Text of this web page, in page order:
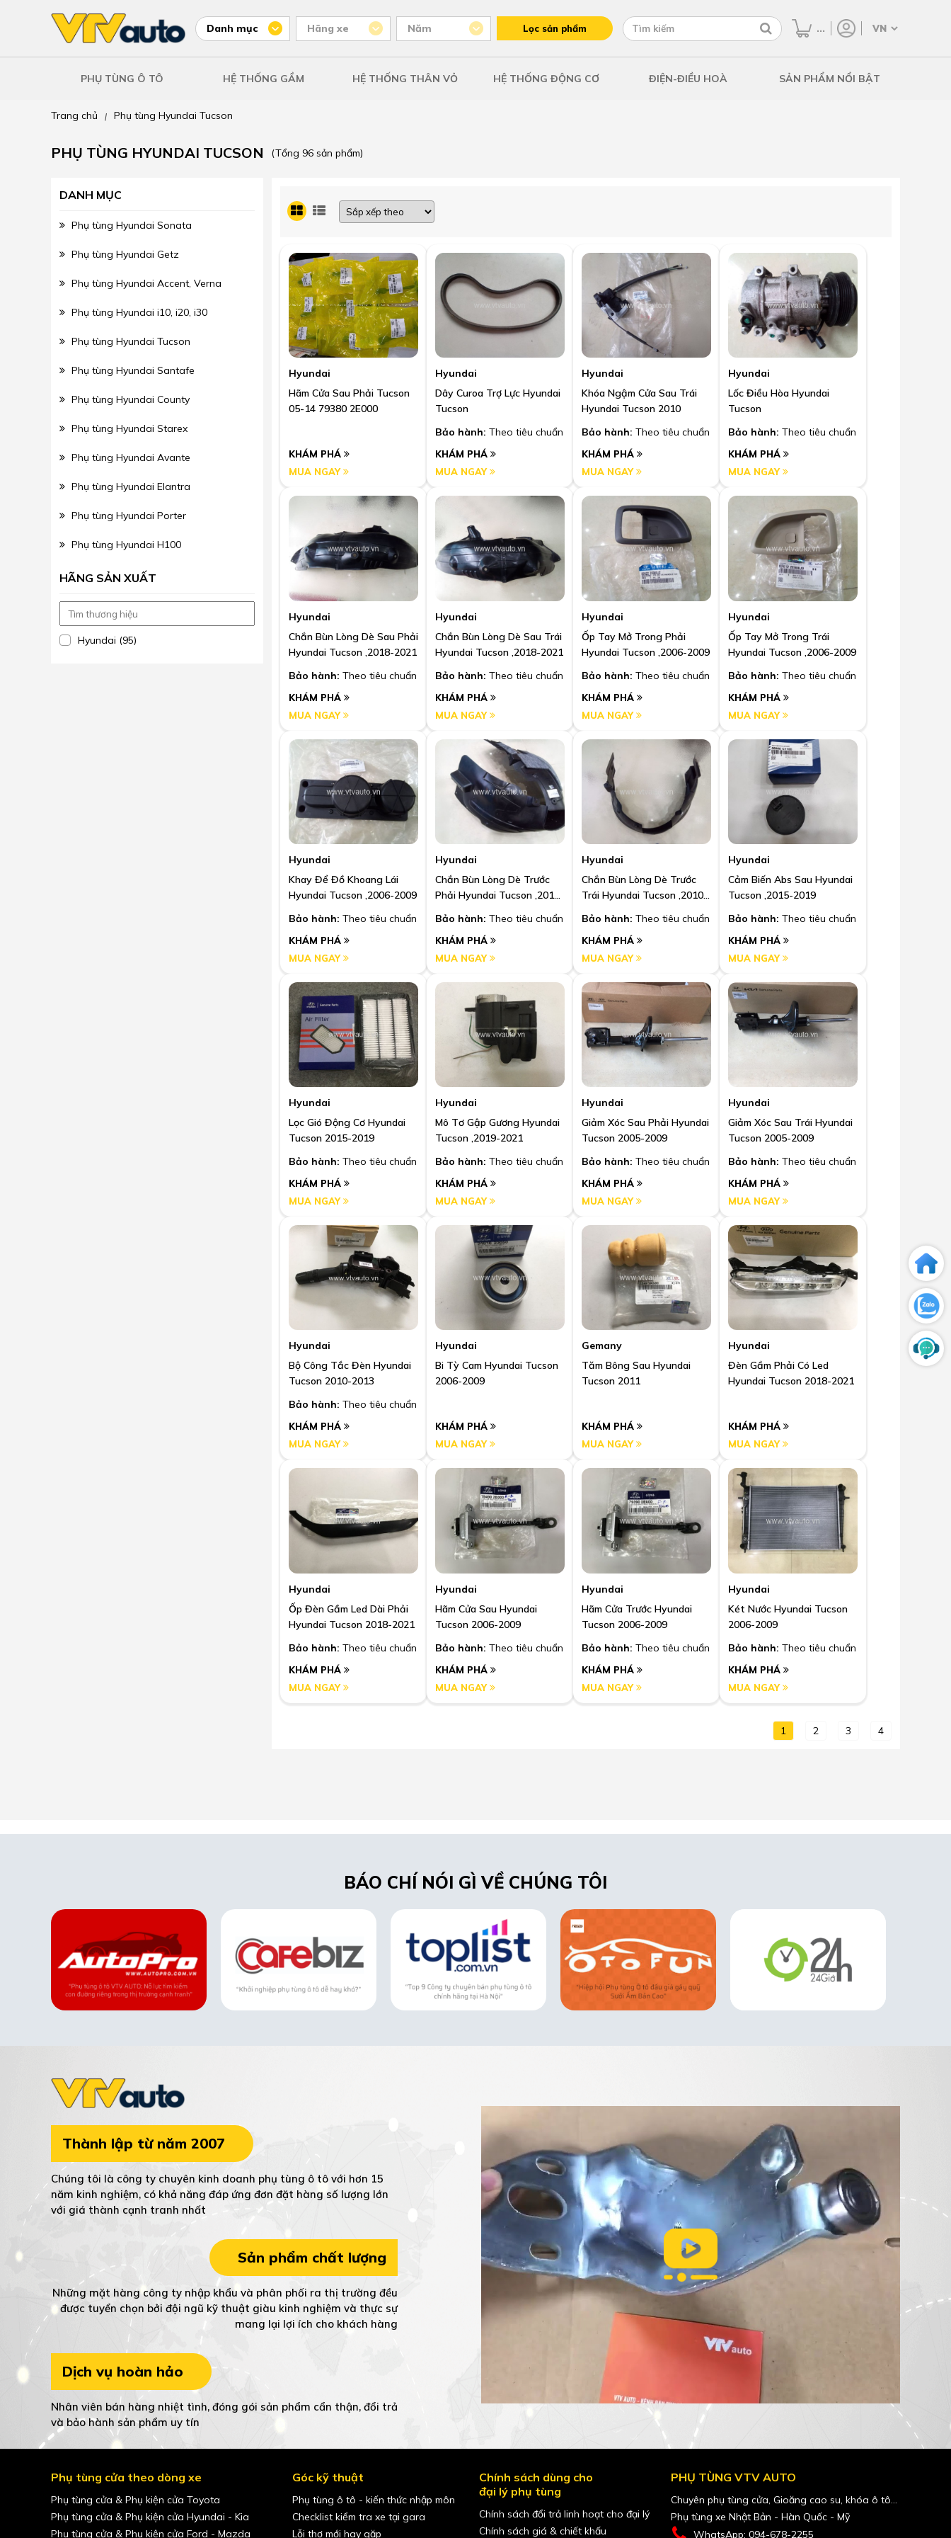
Danh mục Hãng xe Năm Lọc sản phẩm ...
PHỤ TÙNG Ô TÔ HỆ THỐNG GẦM HỆ THỐNG THÂN VỎ HỆ THỐNG ĐỘNG CƠ ĐIỆN-ĐIỀU HOÀ SẢN PHẨM NỔI BẬT
Trang chủ | Phụ tùng Hyundai Tucson
PHỤ TÙNG HYUNDAI TUCSON (Tổng 96 sản phẩm)
DANH MỤC
Phụ tùng Hyundai Sonata
Phụ tùng Hyundai Getz
Phụ tùng Hyundai Accent, Verna
Phụ tùng Hyundai i10, i20, i30
Phụ tùng Hyundai Tucson
Phụ tùng Hyundai Santafe
Phụ tùng Hyundai County
Phụ tùng Hyundai Starex
Phụ tùng Hyundai Avante
Phụ tùng Hyundai Elantra
Phụ tùng Hyundai Porter
Phụ tùng Hyundai H100
HÃNG SẢN XUẤT
Hyundai (95)
Hyundai
Hãm Cửa Sau Phải Tucson
05-14 79380 2E000
KHÁM PHÁ
MUA NGAY
Hyundai
Dây Curoa Trợ Lực Hyundai
Tucson
Bảo hành: Theo tiêu chuẩn
KHÁM PHÁ
MUA NGAY
Hyundai
Khóa Ngậm Cửa Sau Trái
Hyundai Tucson 2010
Bảo hành: Theo tiêu chuẩn
KHÁM PHÁ
MUA NGAY
Hyundai
Lốc Điều Hòa Hyundai
Tucson
Bảo hành: Theo tiêu chuẩn
KHÁM PHÁ
MUA NGAY
Hyundai
Chắn Bùn Lòng Dè Sau Phải
Hyundai Tucson ,2018-2021
Bảo hành: Theo tiêu chuẩn
KHÁM PHÁ
MUA NGAY
Hyundai
Chắn Bùn Lòng Dè Sau Trái
Hyundai Tucson ,2018-2021
Bảo hành: Theo tiêu chuẩn
KHÁM PHÁ
MUA NGAY
Hyundai
Ốp Tay Mở Trong Phải
Hyundai Tucson ,2006-2009
Bảo hành: Theo tiêu chuẩn
KHÁM PHÁ
MUA NGAY
Hyundai
Ốp Tay Mở Trong Trái
Hyundai Tucson ,2006-2009
Bảo hành: Theo tiêu chuẩn
KHÁM PHÁ
MUA NGAY
Hyundai
Khay Để Đồ Khoang Lái
Hyundai Tucson ,2006-2009
Bảo hành: Theo tiêu chuẩn
KHÁM PHÁ
MUA NGAY
Hyundai
Chắn Bùn Lòng Dè Trước
Phải Hyundai Tucson ,2010-
Bảo hành: Theo tiêu chuẩn
KHÁM PHÁ
MUA NGAY
Hyundai
Chắn Bùn Lòng Dè Trước
Trái Hyundai Tucson ,2010-
Bảo hành: Theo tiêu chuẩn
KHÁM PHÁ
MUA NGAY
Hyundai
Cảm Biến Abs Sau Hyundai
Tucson ,2015-2019
Bảo hành: Theo tiêu chuẩn
KHÁM PHÁ
MUA NGAY
Hyundai
Lọc Gió Động Cơ Hyundai
Tucson 2015-2019
Bảo hành: Theo tiêu chuẩn
KHÁM PHÁ
MUA NGAY
Hyundai
Mô Tơ Gập Gương Hyundai
Tucson ,2019-2021
Bảo hành: Theo tiêu chuẩn
KHÁM PHÁ
MUA NGAY
Hyundai
Giảm Xóc Sau Phải Hyundai
Tucson 2005-2009
Bảo hành: Theo tiêu chuẩn
KHÁM PHÁ
MUA NGAY
Hyundai
Giảm Xóc Sau Trái Hyundai
Tucson 2005-2009
Bảo hành: Theo tiêu chuẩn
KHÁM PHÁ
MUA NGAY
Hyundai
Bộ Công Tắc Đèn Hyundai
Tucson 2010-2013
Bảo hành: Theo tiêu chuẩn
KHÁM PHÁ
MUA NGAY
Hyundai
Bi Tỳ Cam Hyundai Tucson
2006-2009
KHÁM PHÁ
MUA NGAY
Gemany
Tăm Bông Sau Hyundai
Tucson 2011
KHÁM PHÁ
MUA NGAY
Hyundai
Đèn Gầm Phải Có Led
Hyundai Tucson 2018-2021
KHÁM PHÁ
MUA NGAY
Hyundai
Ốp Đèn Gầm Led Dài Phải
Hyundai Tucson 2018-2021
Bảo hành: Theo tiêu chuẩn
KHÁM PHÁ
MUA NGAY
Hyundai
Hãm Cửa Sau Hyundai
Tucson 2006-2009
Bảo hành: Theo tiêu chuẩn
KHÁM PHÁ
MUA NGAY
Hyundai
Hãm Cửa Trước Hyundai
Tucson 2006-2009
Bảo hành: Theo tiêu chuẩn
KHÁM PHÁ
MUA NGAY
Hyundai
Két Nước Hyundai Tucson
2006-2009
Bảo hành: Theo tiêu chuẩn
KHÁM PHÁ
MUA NGAY
1 2 3 4
BÁO CHÍ NÓI GÌ VỀ CHÚNG TÔI
Thành lập từ năm 2007
Chúng tôi là công ty chuyên kinh doanh phụ tùng ô tô với hơn 15
năm kinh nghiệm, có khả năng đáp ứng đơn đặt hàng số lượng lớn
với giá thành cạnh tranh nhất
Sản phẩm chất lượng
Những mặt hàng công ty nhập khẩu và phân phối ra thị trường đều
được tuyển chọn bởi đội ngũ kỹ thuật giàu kinh nghiệm và thực sự
mang lại lợi ích cho khách hàng
Dịch vụ hoàn hảo
Nhân viên bán hàng nhiệt tình, đóng gói sản phẩm cẩn thận, đổi trả
và bảo hành sản phẩm uy tín
Phụ tùng cửa theo dòng xe
Phụ tùng cửa & Phụ kiện cửa Toyota
Phụ tùng cửa & Phụ kiện cửa Hyundai - Kia
Phụ tùng cửa & Phụ kiện cửa Ford - Mazda
Góc kỹ thuật
Phụ tùng ô tô - kiến thức nhập môn
Checklist kiểm tra xe tại gara
Lỗi thợ mới hay gặp
Chính sách dùng cho
đại lý phụ tùng
Chính sách đổi trả linh hoạt cho đại lý
Chính sách giá & chiết khấu
PHỤ TÙNG VTV AUTO
Chuyên phụ tùng cửa, Gioăng cao su, khóa ô tô...
Phụ tùng xe Nhật Bản - Hàn Quốc - Mỹ
WhatsApp: 094-678-2255